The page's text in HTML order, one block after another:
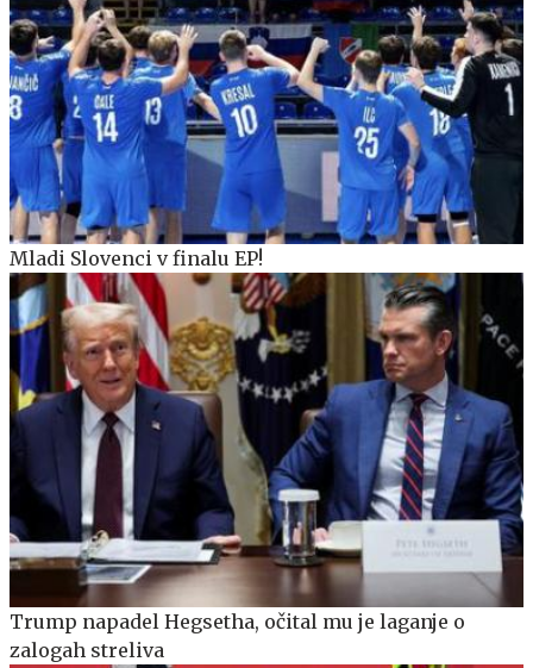
Mladi Slovenci v finalu EP!
Trump napadel Hegsetha, očital mu je laganje o
zalogah streliva